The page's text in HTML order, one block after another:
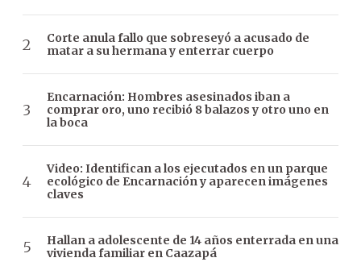
Corte anula fallo que sobreseyó a acusado de
matar a su hermana y enterrar cuerpo
Encarnación: Hombres asesinados iban a
comprar oro, uno recibió 8 balazos y otro uno en
la boca
Video: Identifican a los ejecutados en un parque
ecológico de Encarnación y aparecen imágenes
claves
Hallan a adolescente de 14 años enterrada en una
vivienda familiar en Caazapá